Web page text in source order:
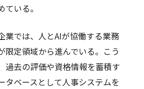
いる。
業では、人とAIが協働する業務
限定領域から進んでいる。こう
過去の評価や資格情報を蓄積す
タベースとして人事システムを